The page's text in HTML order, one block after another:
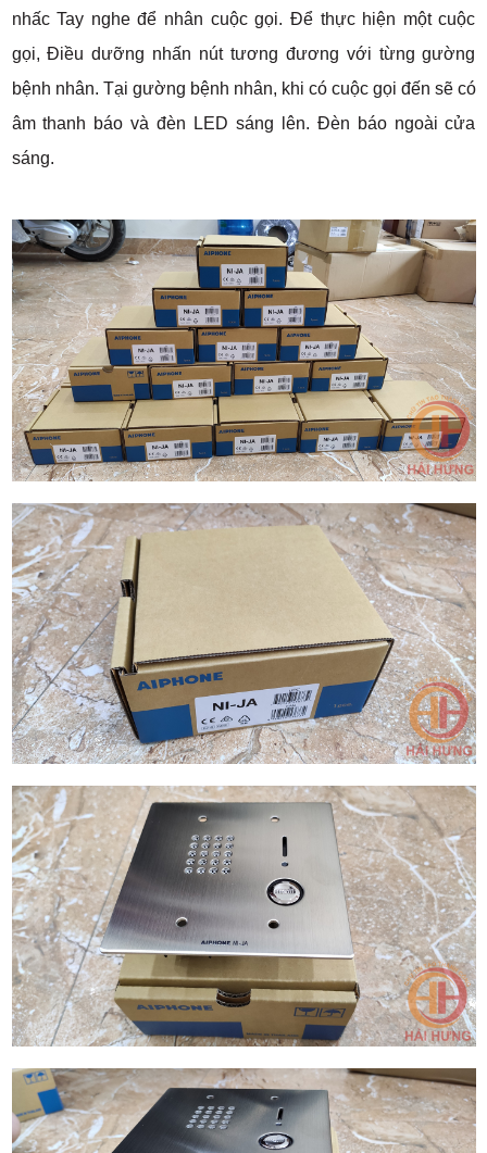
nhấc Tay nghe để nhân cuộc gọi. Để thực hiện một cuộc
gọi, Điều dưỡng nhấn nút tương đương với từng gường
bệnh nhân. Tại gường bệnh nhân, khi có cuộc gọi đến sẽ có
âm thanh báo và đèn LED sáng lên. Đèn báo ngoài cửa
sáng.